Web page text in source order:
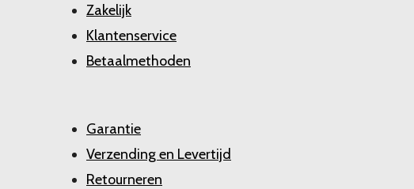
Zakelijk
Klantenservice
Betaalmethoden
Garantie
Verzending en Levertijd
Retourneren